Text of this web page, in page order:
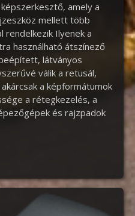
amely a
mellett több
rendelkezik Ilyenek a
használható átszínező
látványos
válik a retusál,
a képformátumok
a rétegkezelés, a
és rajzpadok